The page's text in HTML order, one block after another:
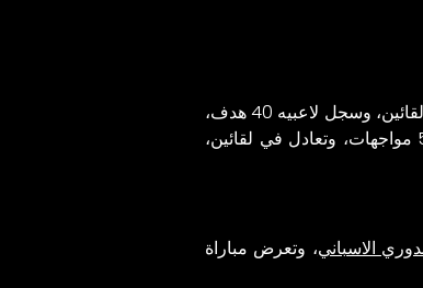
، برصيد 33 نقطة، حيث خاض 13 لقاء، حقق الفوز في 11 لقاء، وهزم في لقائين، وسجل لاعبيه 40 هدف،
ودخل في شباكه 12 هدف، بينما يحتل سيلتا فيغو المركز الحادي عشر برصيد 17 نقطة، حيث لعب 13 مواجهة، فاز في 5 مواجهات، وتعادل في لقائين،
الاسباني، وتعرض مباراة